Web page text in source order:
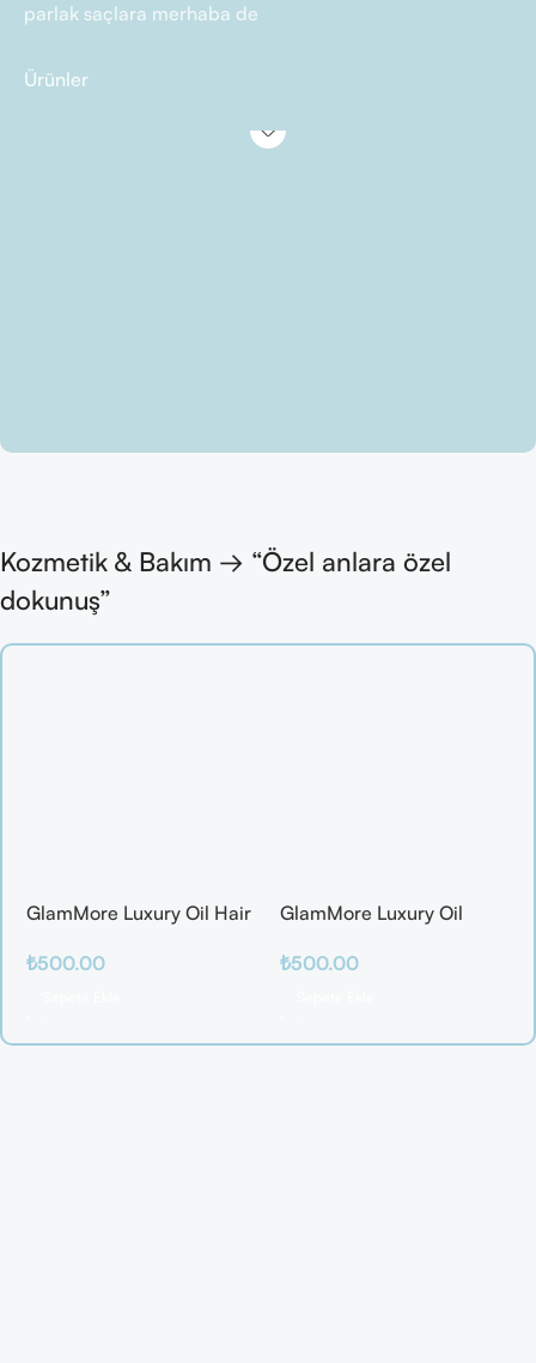
parlak saçlara merhaba de
Ürünler
Kozmetik & Bakım → “Özel anlara özel
dokunuş”
GlamMore Luxury Oil Hair
₺500.00
GlamMore Luxury Oil
Saç Kırılmalarına Karşı
₺500.00